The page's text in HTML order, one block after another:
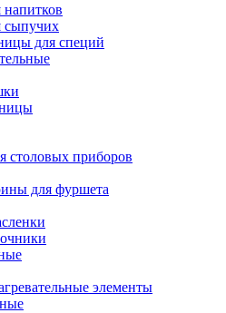
сыпучих
для специй
столовых приборов
для фуршета
элементы